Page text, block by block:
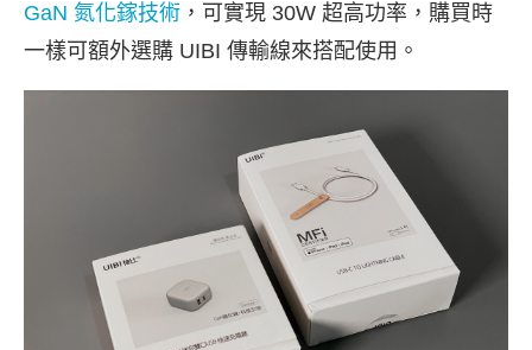
GaN 氮化鎵技術 ，可實現 30W 超高功率，購買時
一樣可額外選購 UIBI 傳輸線來搭配使用。